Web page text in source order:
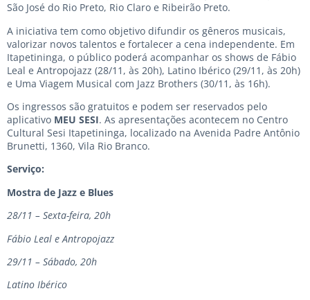
São José do Rio Preto, Rio Claro e Ribeirão Preto.
A iniciativa tem como objetivo difundir os gêneros musicais,
valorizar novos talentos e fortalecer a cena independente. Em
Itapetininga, o público poderá acompanhar os shows de Fábio
Leal e Antropojazz (28/11, às 20h), Latino Ibérico (29/11, às 20h)
e Uma Viagem Musical com Jazz Brothers (30/11, às 16h).
Os ingressos são gratuitos e podem ser reservados pelo
aplicativo MEU SESI. As apresentações acontecem no Centro
Cultural Sesi Itapetininga, localizado na Avenida Padre Antônio
Brunetti, 1360, Vila Rio Branco.
Serviço:
Mostra de Jazz e Blues
28/11 – Sexta-feira, 20h
Fábio Leal e Antropojazz
29/11 – Sábado, 20h
Latino Ibérico